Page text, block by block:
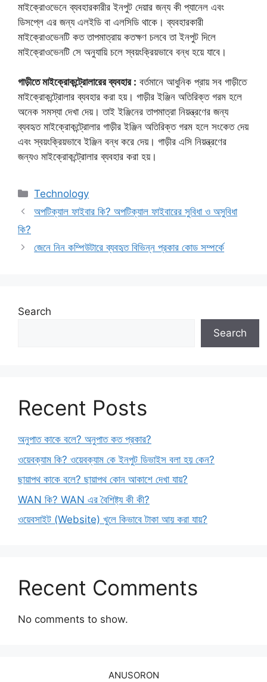
মাইক্রোওভেনে ব্যবহারকারীর ইনপুট দেয়ার জন্য কী প্যানেল এবং
ডিসপ্লে এর জন্য এলইডি বা এলসিডি থাকে। ব্যবহারকারী
মাইক্রোওভেনটি কত তাপমাত্রায় কতক্ষণ চলবে তা ইনপুট দিলে
মাইক্রোওভেনটি সে অনুযায়ি চলে স্বয়ংক্রিয়ভাবে বন্ধ হয়ে যাবে।
গাড়ীতে মাইক্রোকন্ট্রোলারের ব্যবহার : বর্তমানে আধুনিক প্রায় সব গাড়ীতে
মাইক্রোকন্ট্রোলার ব্যবহার করা হয়। গাড়ীর ইঞ্জিন অতিরিক্ত গরম হলে
অনেক সমস্যা দেখা দেয়। তাই ইঞ্জিনের তাপমাত্রা নিয়ন্ত্রণের জন্য
ব্যবহৃত মাইক্রোকন্ট্রোলার গাড়ীর ইঞ্জিন অতিরিক্ত গরম হলে সংকেত দেয়
এবং স্বয়ংক্রিয়ভাবে ইঞ্জিন বন্ধ করে দেয়। গাড়ীর এসি নিয়ন্ত্রণের
জন্যও মাইক্রোকন্ট্রোলার ব্যবহার করা হয়।
Categories
Technology
অপটিক্যাল ফাইবার কি? অপটিক্যাল ফাইবারের সুবিধা ও অসুবিধা
কি?
জেনে নিন কম্পিউটারে ব্যবহৃত বিভিন্ন প্রকার কোড সম্পর্কে
Search
Search
Recent Posts
অনুপাত কাকে বলে? অনুপাত কত প্রকার?
ওয়েবক্যাম কি? ওয়েবক্যাম কে ইনপুট ডিভাইস বলা হয় কেন?
ছায়াপথ কাকে বলে? ছায়াপথ কোন আকাশে দেখা যায়?
WAN কি? WAN এর বৈশিষ্ট্য কী কী?
ওয়েবসাইট (Website) খুলে কিভাবে টাকা আয় করা যায়?
Recent Comments
No comments to show.
ANUSORON